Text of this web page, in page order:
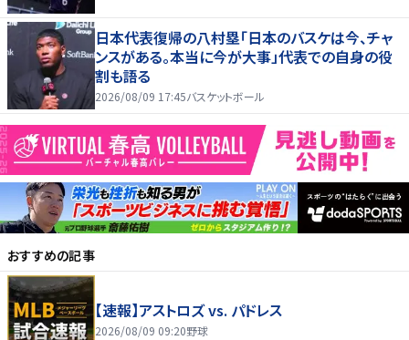
日本代表復帰の八村塁「日本のバスケは今、チャ
ンスがある。本当に今が大事」代表での自身の役
割も語る
2026/08/09 17:45バスケットボール
おすすめの記事
【速報】アストロズ vs. パドレス
2026/08/09 09:20野球